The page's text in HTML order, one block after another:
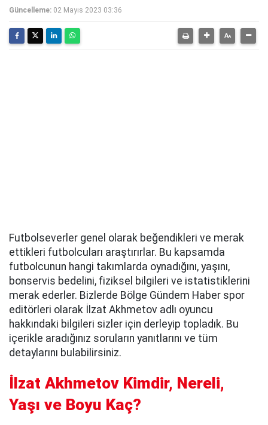
Güncelleme: 02 Mayıs 2023 03:36
Futbolseverler genel olarak beğendikleri ve merak
ettikleri futbolcuları araştırırlar. Bu kapsamda
futbolcunun hangi takımlarda oynadığını, yaşını,
bonservis bedelini, fiziksel bilgileri ve istatistiklerini
merak ederler. Bizlerde Bölge Gündem Haber spor
editörleri olarak İlzat Akhmetov adlı oyuncu
hakkındaki bilgileri sizler için derleyip topladık. Bu
içerikle aradığınız soruların yanıtlarını ve tüm
detaylarını bulabilirsiniz.
İlzat Akhmetov Kimdir, Nereli,
Yaşı ve Boyu Kaç?